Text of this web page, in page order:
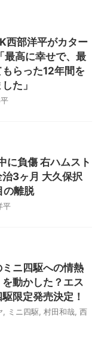
西部洋平がカター
最高に幸せで、最
らった12年間を
た」
に負傷 右ハムスト
治3ヶ月 大久保択
の離脱
平
ニ四駆への情熱
動かした？エス
限定発売決定！
ミニ四駆 村田和哉 西